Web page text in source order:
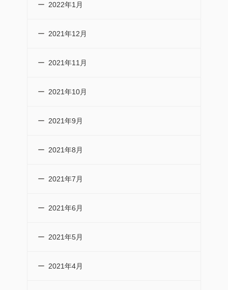
2022年1月
2021年12月
2021年11月
2021年10月
2021年9月
2021年8月
2021年7月
2021年6月
2021年5月
2021年4月